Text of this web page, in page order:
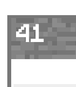
41